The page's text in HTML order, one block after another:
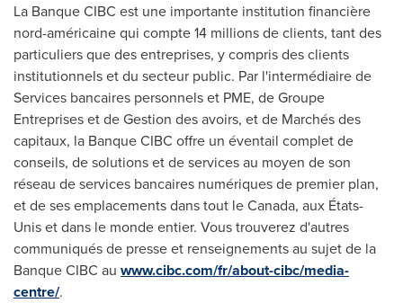
La Banque CIBC est une importante institution financière
nord-américaine qui compte 14 millions de clients, tant des
particuliers que des entreprises, y compris des clients
institutionnels et du secteur public. Par l'intermédiaire de
Services bancaires personnels et PME, de Groupe
Entreprises et de Gestion des avoirs, et de Marchés des
capitaux, la Banque CIBC offre un éventail complet de
conseils, de solutions et de services au moyen de son
réseau de services bancaires numériques de premier plan,
et de ses emplacements dans tout leCanada, aux États-
Unis et dans le monde entier. Vous trouverez d'autres
communiqués de presse et renseignements au sujet de la
Banque CIBC au www.cibc.com/fr/about-cibc/media-
centre/.